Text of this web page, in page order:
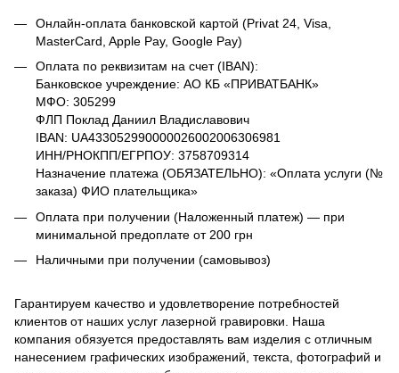
Онлайн-оплата банковской картой (Privat 24, Visa,
MasterCard, Apple Pay, Google Pay)
Оплата по реквизитам на счет (IBAN):
Банковское учреждение: АО КБ «ПРИВАТБАНК»
МФО: 305299
ФЛП Поклад Даниил Владиславович
IBAN: UA433052990000026002006306981
ИНН/РНОКПП/ЕГРПОУ: 3758709314
Назначение платежа (ОБЯЗАТЕЛЬНО): «Оплата услуги (№
заказа) ФИО плательщика»
Оплата при получении (Наложенный платеж) — при
минимальной предоплате от 200 грн
Наличными при получении (самовывоз)
Гарантируем качество и удовлетворение потребностей
клиентов от наших услуг лазерной гравировки. Наша
компания обязуется предоставлять вам изделия с отличным
нанесением графических изображений, текста, фотографий и